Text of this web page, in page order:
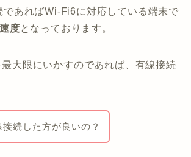
あればWi-Fi6に対応している端末で
度となっております。
大限にいかすのであれば、有線接続
接続した方が良いの？